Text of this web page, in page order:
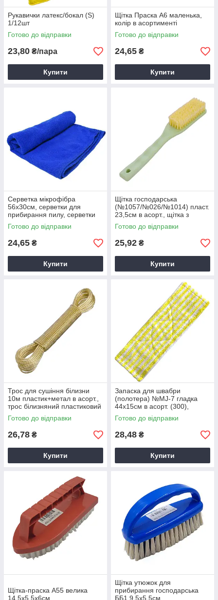
Рукавички латекс/бокал (S)
1/12шт
Готово до відправки
23,80 ₴/пара
Купити
Щітка Праска А6 маленька,
колір в асортименті
Готово до відправки
24,65 ₴
Купити
Серветка мікрофібра
56х30см, серветки для
прибирання пилу, серветки
для прибирання авто
Готово до відправки
24,65 ₴
Купити
Щітка господарська
(№1057/№026/№1014) пласт.
23,5см в асорт., щітка з
пластиковою ручкою
Готово до відправки
25,92 ₴
Купити
Трос для сушіння білизни
10м пластик+метал в асорт.,
трос білизняний пластиковий
Готово до відправки
26,78 ₴
Купити
Запаска для швабри
(полотера) №MJ-7 гладка
44х15см в асорт. (300),
змінна насадка для швабри
Готово до відправки
28,48 ₴
Купити
Щітка-праска A55 велика
14,5х5,5х6см
Щітка утюжок для
прибирання господарська
ББ1 9.5х5.5см